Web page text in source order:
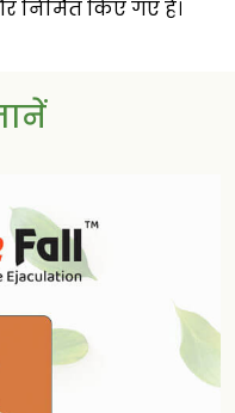
निर्मित किए गए हैं।